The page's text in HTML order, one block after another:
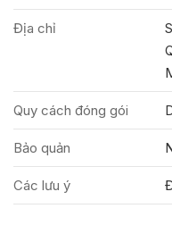
Địa chỉ
Quy cách đóng gói
Bảo quản
Các lưu ý